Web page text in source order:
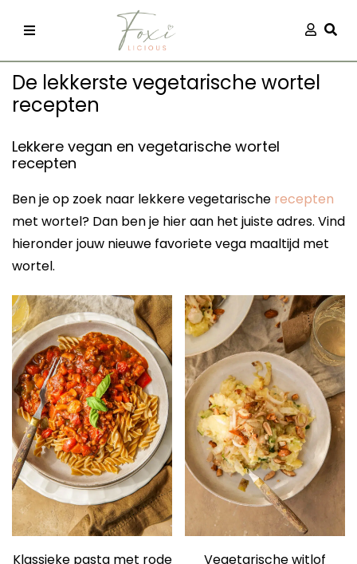
kleding
De lekkerste vegetarische wortel
recepten
Lekkere vegan en vegetarische wortel
recepten
Ben je op zoek naar lekkere vegetarische recepten
met wortel? Dan ben je hier aan het juiste adres. Vind
hieronder jouw nieuwe favoriete vega maaltijd met
wortel.
Klassieke pasta met rode
Vegetarische witlof